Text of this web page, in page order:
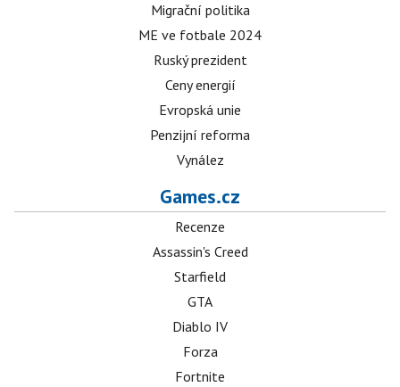
Migrační politika
ME ve fotbale 2024
Ruský prezident
Ceny energií
Evropská unie
Penzijní reforma
Vynález
Games.cz
Recenze
Assassin's Creed
Starfield
GTA
Diablo IV
Forza
Fortnite